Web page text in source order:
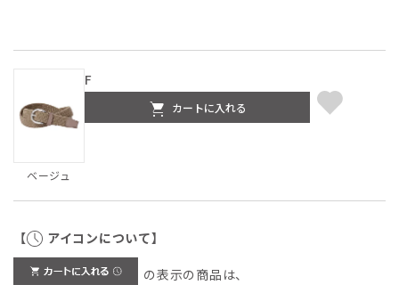
ベージュ
F
カートに入れる
【 アイコンについて】
の表示の商品は、